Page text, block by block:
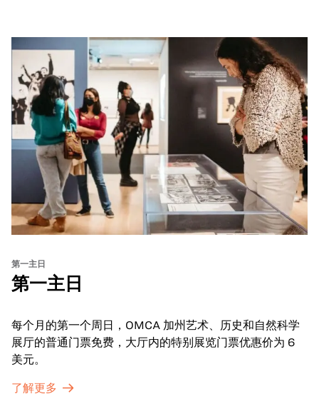
第一主日
第一主日
每个月的第一个周日，OMCA 加州艺术、历史和自然科学
展厅的普通门票免费，大厅内的特别展览门票优惠价为 6
美元。
了解更多